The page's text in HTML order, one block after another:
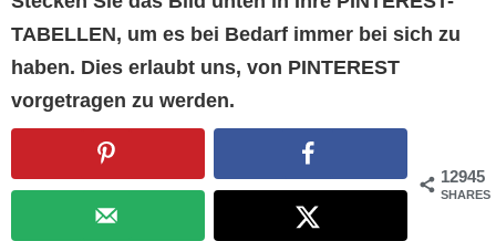
TABELLEN, um es bei Bedarf immer bei sich zu
haben. Dies erlaubt uns, von PINTEREST
vorgetragen zu werden.
12945
SHARES